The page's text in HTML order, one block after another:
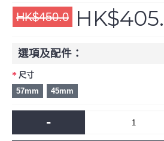
HK$450.0
選項及配件：
尺寸
57mm
45mm
-